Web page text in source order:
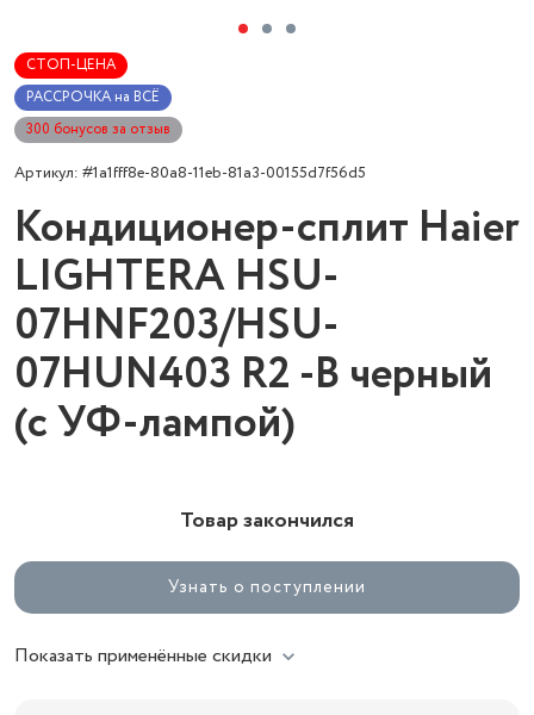
СТОП-ЦЕНА
РАССРОЧКА на ВСЁ
300 бонусов за отзыв
Артикул: #1a1fff8e-80a8-11eb-81a3-00155d7f56d5
Кондиционер-сплит Haier
LIGHTERA HSU-
07HNF203/HSU-
07HUN403 R2 -B черный
(с УФ-лампой)
Товар закончился
Узнать о поступлении
Показать применённые скидки